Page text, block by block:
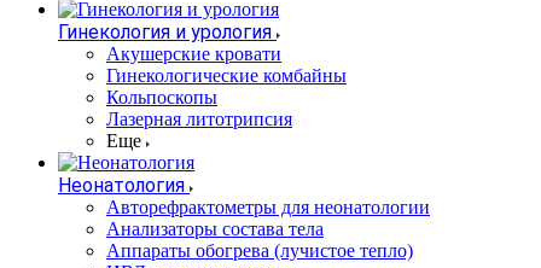
Гинекология и урология
Акушерские кровати
Гинекологические комбайны
Кольпоскопы
Лазерная литотрипсия
Еще
Неонатология
Авторефрактометры для неонатологии
Анализаторы состава тела
Аппараты обогрева (лучистое тепло)